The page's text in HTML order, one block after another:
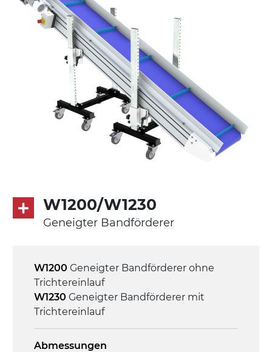
druckgegossener Alu-Legierung, Beine
aus verzinktem Metallrohr, Stellfüße
Förderfläche
PU Oberfläche in Mattblau
Antrieb
direkt, Zug (linke Seite), 3-phasiger
Asynchronmotor für Mehrfachspannung
230/400Vac-50Hz-3Ph
4,8 m/Minute
Steuerung
W1200/W1230
Geneigter Bandförderer
W1200 Geneigter Bandförderer ohne
Trichtereinlauf
W1230 Geneigter Bandförderer mit
Trichtereinlauf
Abmessungen